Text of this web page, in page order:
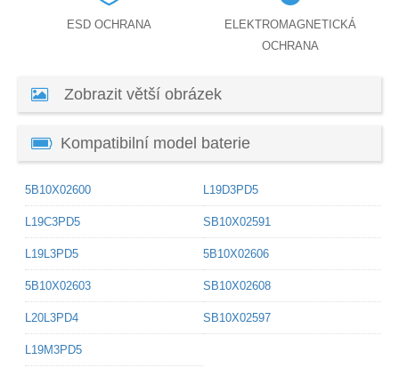
ESD OCHRANA
ELEKTROMAGNETICKÁ
OCHRANA
Zobrazit větší obrázek
Kompatibilní model baterie
5B10X02600 L19D3PD5
L19C3PD5 SB10X02591
L19L3PD5 5B10X02606
5B10X02603 SB10X02608
L20L3PD4 SB10X02597
L19M3PD5